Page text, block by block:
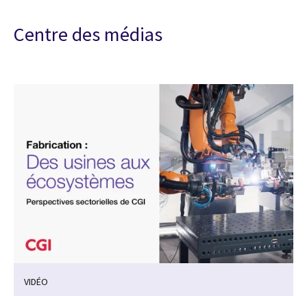
Centre des médias
VIDÉO